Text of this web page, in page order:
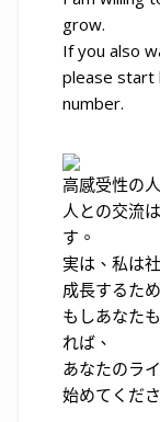
grow.
If you also
please start
number.
高感受性の
人との交流
す。
実は、私は
成長するた
もしあなた
れば、
あなたのラ
始めてくだ